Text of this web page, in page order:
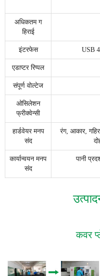
अधिकतम ग
हिराई
इंटरफेस USB
एडाप्टर रिप्पल
संपूर्ण वोल्टेज
ओसिलेशन
फ्रीक्वेन्सी
हार्डवेयर मनप
संद
रंग, आकार,
कार्यान्वयन मनप
संद
पानी
कवर